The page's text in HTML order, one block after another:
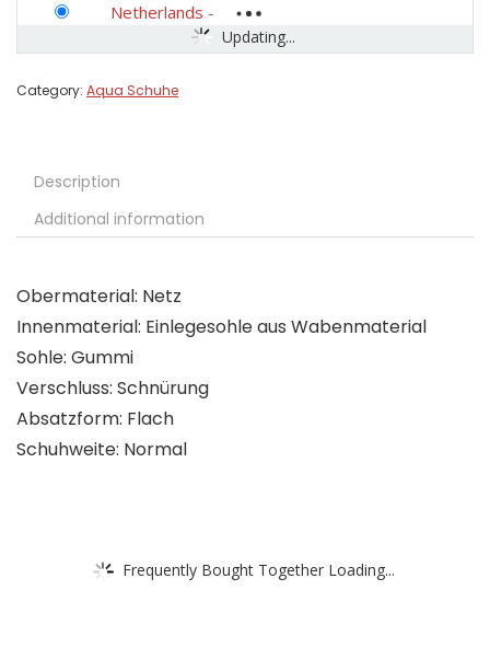
Updating...
Netherlands -
Category: Aqua Schuhe
Description
Additional information
Obermaterial: Netz
Innenmaterial: Einlegesohle aus Wabenmaterial
Sohle: Gummi
Verschluss: Schnürung
Absatzform: Flach
Schuhweite: Normal
Frequently Bought Together Loading...